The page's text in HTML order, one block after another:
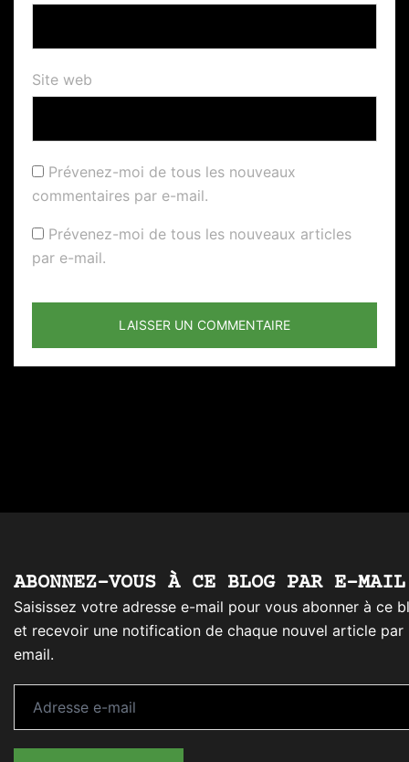
Site web
Prévenez-moi de tous les nouveaux
commentaires par e-mail.
Prévenez-moi de tous les nouveaux articles
par e-mail.
ABONNEZ-VOUS À CE BLOG PAR E-
Saisissez votre adresse e-mail pour vous abonner à ce
et recevoir une notification de chaque nouvel article par
email.